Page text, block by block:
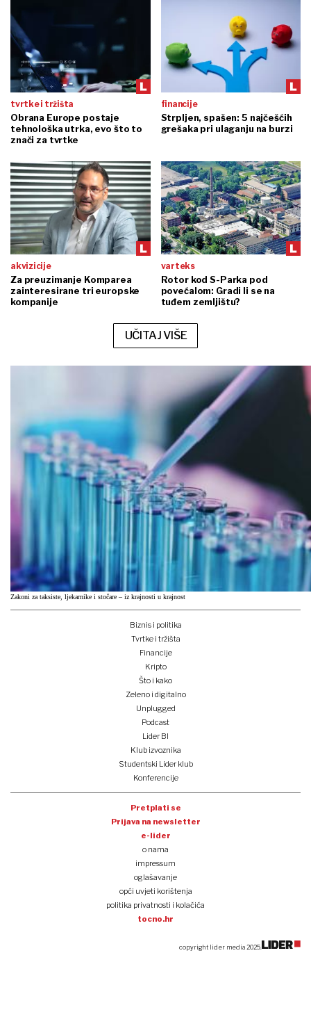
tvrtke i tržišta
Obrana Europe postaje
tehnološka utrka, evo što to
znači za tvrtke
financije
Strpljen, spašen: 5 najčešćih
grešaka pri ulaganju na burzi
akvizicije
Za preuzimanje Komparea
zainteresirane tri europske
kompanije
varteks
Rotor kod S-Parka pod
povećalom: Gradi li se na
tuđem zemljištu?
UČITAJ VIŠE
Zakoni za taksiste, ljekarnike i stočare – iz krajnosti u krajnost
Biznis i politika
Tvrtke i tržišta
Financije
Kripto
Što i kako
Zeleno i digitalno
Unplugged
Podcast
Lider BI
Klub izvoznika
Studentski Lider klub
Konferencije
Pretplati se
Prijava na newsletter
e-lider
o nama
impressum
oglašavanje
opći uvjeti korištenja
politika privatnosti i kolačića
tocno.hr
copyright lider media 2025.